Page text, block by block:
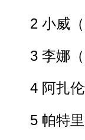
2 小威（
3 李娜（
4 阿扎伦
5 帕特里